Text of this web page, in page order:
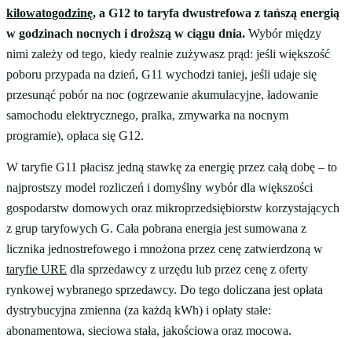
kilowatogodzinę, a G12 to taryfa dwustrefowa z tańszą energią
w godzinach nocnych i droższą w ciągu dnia. Wybór między
nimi zależy od tego, kiedy realnie zużywasz prąd: jeśli większość
poboru przypada na dzień, G11 wychodzi taniej, jeśli udaje się
przesunąć pobór na noc (ogrzewanie akumulacyjne, ładowanie
samochodu elektrycznego, pralka, zmywarka na nocnym
programie), opłaca się G12.
W taryfie G11 płacisz jedną stawkę za energię przez całą dobę – to
najprostszy model rozliczeń i domyślny wybór dla większości
gospodarstw domowych oraz mikroprzedsiębiorstw korzystających
z grup taryfowych G. Cała pobrana energia jest sumowana z
licznika jednostrefowego i mnożona przez cenę zatwierdzoną w
taryfie URE dla sprzedawcy z urzędu lub przez cenę z oferty
rynkowej wybranego sprzedawcy. Do tego doliczana jest opłata
dystrybucyjna zmienna (za każdą kWh) i opłaty stałe:
abonamentowa, sieciowa stała, jakościowa oraz mocowa.